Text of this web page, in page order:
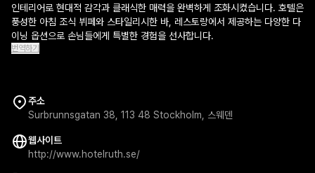
인테리어로 현대적 감각과 클래식한 매력을 완벽하게 조화시켰습니다. 호텔은
풍성한 아침 조식 뷔페와 스타일리시한 바, 레스토랑에서 제공하는 다양한 다
이닝 옵션으로 손님들에게 특별한 경험을 선사합니다.
번역하기
주소
Surbrunnsgatan 38, 113 48 Stockholm, 스웨덴
웹사이트
http://www.hotelruth.se/